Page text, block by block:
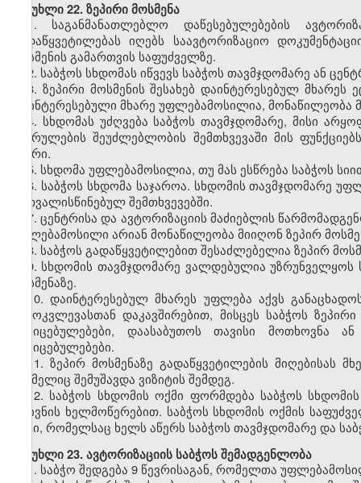
მუხლი22. ზეპირი მოსმენა
1. საგანმანათლებლო დაწესებულებების
გადაწყვეტილებას იღებს საავტორიზაციო
მოსმენის გამართვის საფუძველზე.
2. საბჭოს სხდომას იწვევს საბჭოს თავმჯდომარე ან
3. ზეპირი მოსმენის შესახებ დაინტერესებულ
დაინტერესებული მხარე უფლებამოსილია, მონაწილეობა
4. სხდომას უძღვება საბჭოს თავმჯდომარე, მისი
შესრულების შეუძლებლობის შემთხვევაში მის
წევრი.
5. სხდომა უფლებამოსილია, თუ მას ესწრება საბჭოს
6. საბჭოს სხდომა საჯაროა. სხდომის თავმჯდომარე
გათვალისწინებულ შემთხვევებში.
7. ცენტრისა და ავტორიზაციის მაძიებლის
უფლებამოსილი არიან მონაწილეობა მიიღონ ზეპირ
8. საბჭოს გადაწყვეტილებით შესაძლებელია ზეპირ
9. სხდომის თავმჯდომარე ვალდებულია უზრუნველყოს
მოსმენაზე.
10. დაინტერესებულ მხარეს უფლება აქვს
გამოკვლევასთან დაკავშირებით, მისცეს საბჭოს
მტკიცებულებები, დაასაბუთოს თავისი მოთხოვნა
მტკიცებულებები.
11. ზეპირ მოსმენაზე გადაწყვეტილების მიღებისას
რომელიც შემუშავდა ვიზიტის შემდეგ.
12. საბჭოს სხდომის ოქმი ფორმდება საბჭოს
მდივნის ხელმოწერებით. საბჭოს სხდომის ოქმის
აქტი, რომელსაც ხელს აწერს საბჭოს თავმჯდომარე და
მუხლი23. ავტორიზაციის საბჭოს შემადგენლობა
1. საბჭო შედგება 9 წევრისაგან, რომელთა